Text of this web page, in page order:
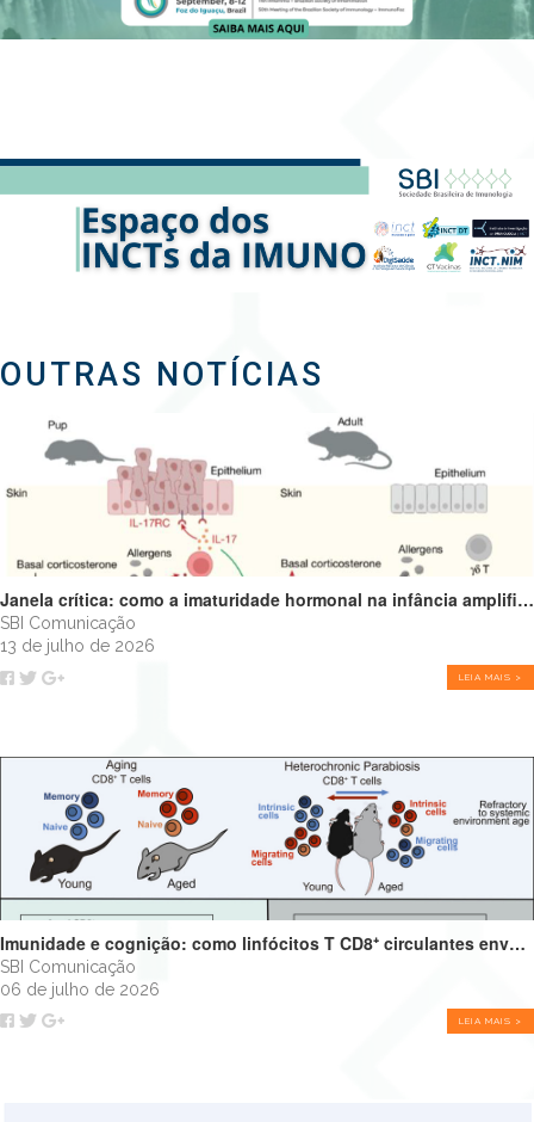
OUTRAS NOTÍCIAS
Janela crítica: como a imaturidade hormonal na infância amplifica alergias e programa o futuro do sistema imune
SBI Comunicação
13 de julho de 2026
LEIA MAIS >
Imunidade e cognição: como linfócitos T CD8⁺ circulantes envelhecidos podem impulsionar o declínio cognitivo
SBI Comunicação
06 de julho de 2026
LEIA MAIS >